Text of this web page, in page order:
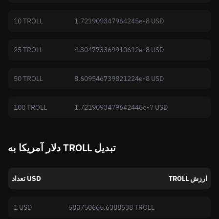
10 TROLL 1.721909347964245e-8 USD
25 TROLL 4.304773369910612e-8 USD
50 TROLL 8.609546739821224e-8 USD
100 TROLL 1.7219093479642448e-7 USD
دلار آمریکا به TROLL تبدیل
تعداد USD TROLL ارزش
1 USD 580750665.6388538 TROLL